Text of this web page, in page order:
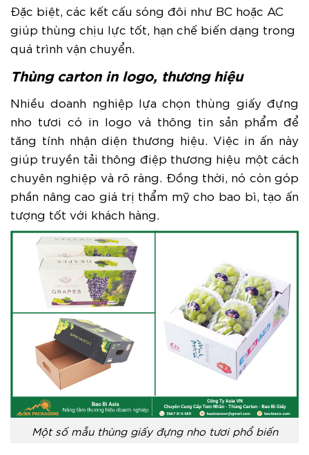
Đặc biệt, các kết cấu sóng đôi như BC hoặc AC
giúp thùng chịu lực tốt, hạn chế biến dạng trong
quá trình vận chuyển.
Thùng carton in logo, thương hiệu
Nhiều doanh nghiệp lựa chọn thùng giấy đựng
nho tươi có in logo và thông tin sản phẩm để
tăng tính nhận diện thương hiệu. Việc in ấn này
giúp truyền tải thông điệp thương hiệu một cách
chuyên nghiệp và rõ ràng. Đồng thời, nó còn góp
phần nâng cao giá trị thẩm mỹ cho bao bì, tạo ấn
tượng tốt với khách hàng.
Một số mẫu thùng giấy đựng nho tươi phổ biến